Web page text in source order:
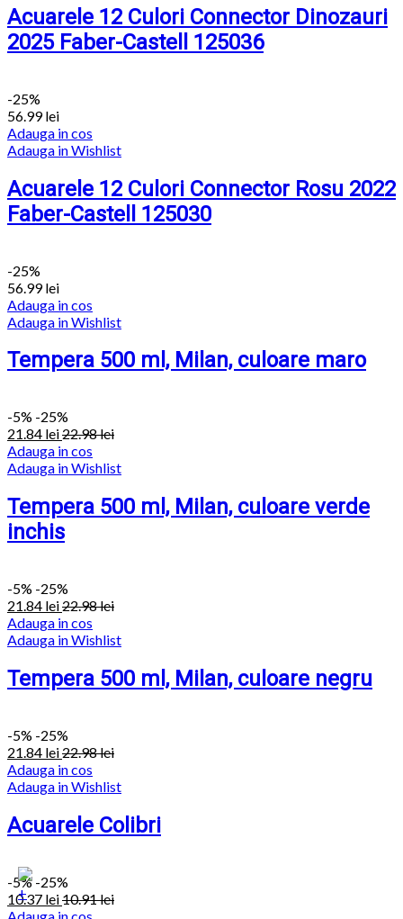
Acuarele 12 Culori Connector Dinozauri
2025 Faber-Castell 125036
-25%
56.99lei
Adauga in cos
Adauga in Wishlist
Acuarele 12 Culori Connector Rosu 2022
Faber-Castell 125030
-25%
56.99lei
Adauga in cos
Adauga in Wishlist
Tempera 500 ml, Milan, culoare maro
-5% -25%
21.84 lei22.98lei
Adauga in cos
Adauga in Wishlist
Tempera 500 ml, Milan, culoare verde
inchis
-5% -25%
21.84 lei22.98lei
Adauga in cos
Adauga in Wishlist
Tempera 500 ml, Milan, culoare negru
-5% -25%
21.84 lei22.98lei
Adauga in cos
Adauga in Wishlist
Acuarele Colibri
-5% -25%
10.37 lei10.91lei
+